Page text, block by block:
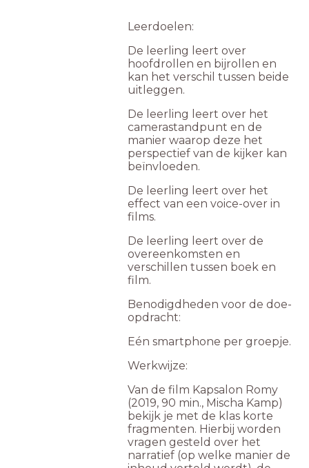
Leerdoelen:
De leerling leert over
hoofdrollen en bijrollen en
kan het verschil tussen beide
uitleggen.
De leerling leert over het
camerastandpunt en de
manier waarop deze het
perspectief van de kijker kan
beïnvloeden.
De leerling leert over het
effect van een voice-over in
films.
De leerling leert over de
overeenkomsten en
verschillen tussen boek en
film.
Benodigdheden voor de doe-
opdracht:
Eén smartphone per groepje.
Werkwijze:
Van de film Kapsalon Romy
(2019, 90 min., Mischa Kamp)
bekijk je met de klas korte
fragmenten. Hierbij worden
vragen gesteld over het
narratief (op welke manier de